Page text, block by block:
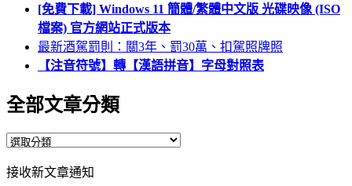
[免費下載] Windows 11 簡體/繁體中文版 光碟映像 (ISO
檔案) 官方網站正式版本
最新酒駕罰則：關3年、罰30萬、扣駕照牌照
【注音符號】轉【漢語拼音】字母對照表
全部文章分類
全
文
接收新文章通知